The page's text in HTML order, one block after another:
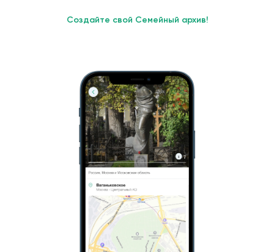
Создайте свой Семейный архив!